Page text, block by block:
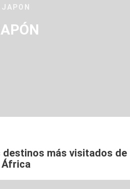
JAPON
más visitados de
África